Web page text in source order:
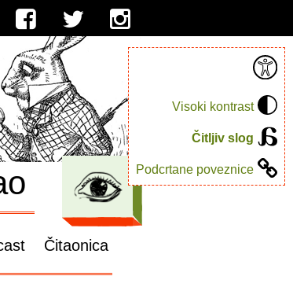
Visoki kontrast
Čitljiv slog
Podcrtane poveznice
Čitaonica